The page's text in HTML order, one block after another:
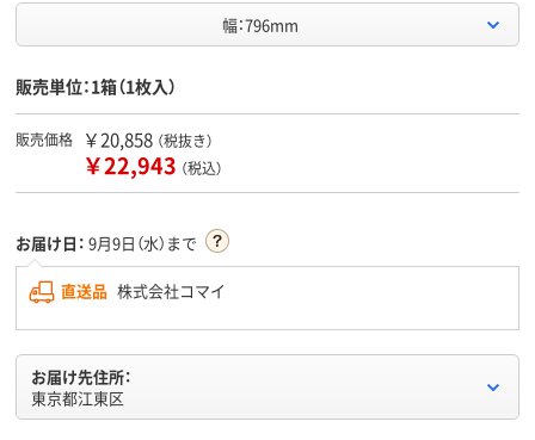
幅：796mm
販売単位：1箱（1枚入）
販売価格 ￥20,858 （税抜き）
￥22,943 （税込）
お届け日： 9月9日（水）まで
直送品 株式会社コマイ
お届け先住所：
東京都江東区